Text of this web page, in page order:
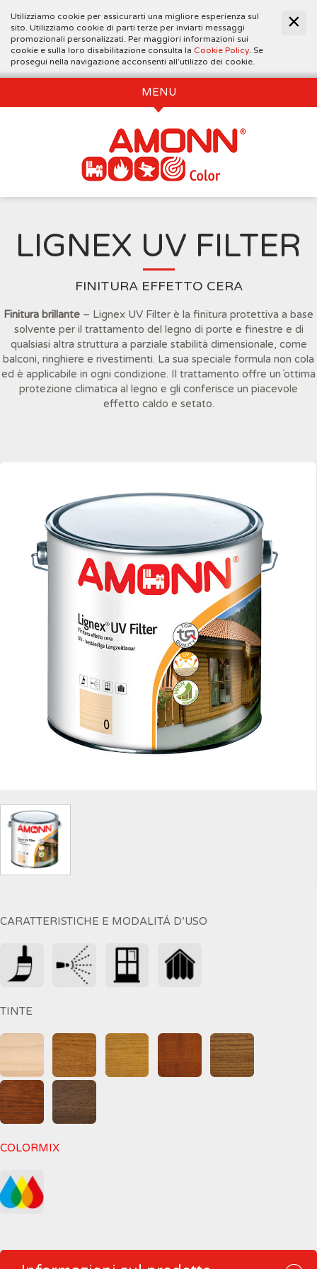
Utilizziamo cookie per assicurarti una migliore esperienza sul
sito. Utilizziamo cookie di parti terze per inviarti messaggi
promozionali personalizzati. Per maggiori informazioni sui
cookie e sulla loro disabilitazione consulta la Cookie Policy. Se
prosegui nella navigazione acconsenti all’utilizzo dei cookie.
MENU
LIGNEX UV FILTER
FINITURA EFFETTO CERA
Finitura brillante – Lignex UV Filter è la finitura protettiva a base
solvente per il trattamento del legno di porte e finestre e di
qualsiasi altra struttura a parziale stabilità dimensionale, come
balconi, ringhiere e rivestimenti. La sua speciale formula non cola
ed è applicabile in ogni condizione. Il trattamento offre un´ottima
protezione climatica al legno e gli conferisce un piacevole
effetto caldo e setato.
CARATTERISTICHE E MODALITÁ D’USO
TINTE
COLORMIX